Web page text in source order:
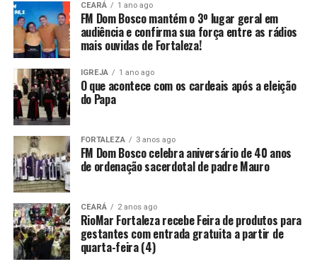
CEARÁ 1 ano ago
FM Dom Bosco mantém o 3º lugar geral em
audiência e confirma sua força entre as rádios
mais ouvidas de Fortaleza!
IGREJA 1 ano ago
O que acontece com os cardeais após a eleição
do Papa
FORTALEZA 3 anos ago
FM Dom Bosco celebra aniversário de 40 anos
de ordenação sacerdotal de padre Mauro
CEARÁ 2 anos ago
RioMar Fortaleza recebe Feira de produtos para
gestantes com entrada gratuita a partir de
quarta-feira (4)